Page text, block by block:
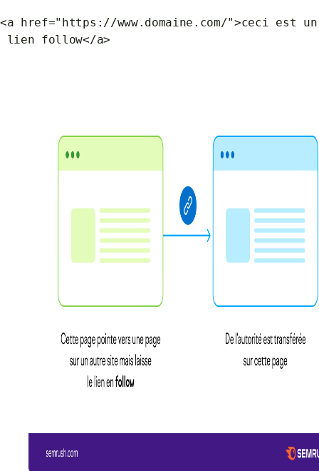
<a href="https://www.domaine.com/">ceci est un
lien follow</a>